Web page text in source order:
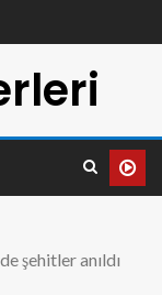
şehitler anıldı